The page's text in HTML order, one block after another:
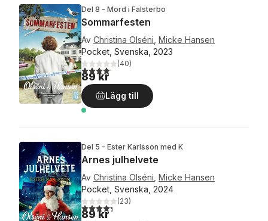
Del 8 - Mord i Falsterbo
Sommarfesten
Av Christina Olséni Micke Hansen
Pocket, Svenska, 2023
4,2utav 5 stjärnor. Totalt antal röster:
(40)
89 kr
Lägg till
Del 5 - Ester Karlsson med K
Arnes julhelvete
Av Christina Olséni Micke Hansen
Pocket, Svenska, 2024
4,3utav 5 stjärnor. Totalt antal röster:
(23)
89 kr